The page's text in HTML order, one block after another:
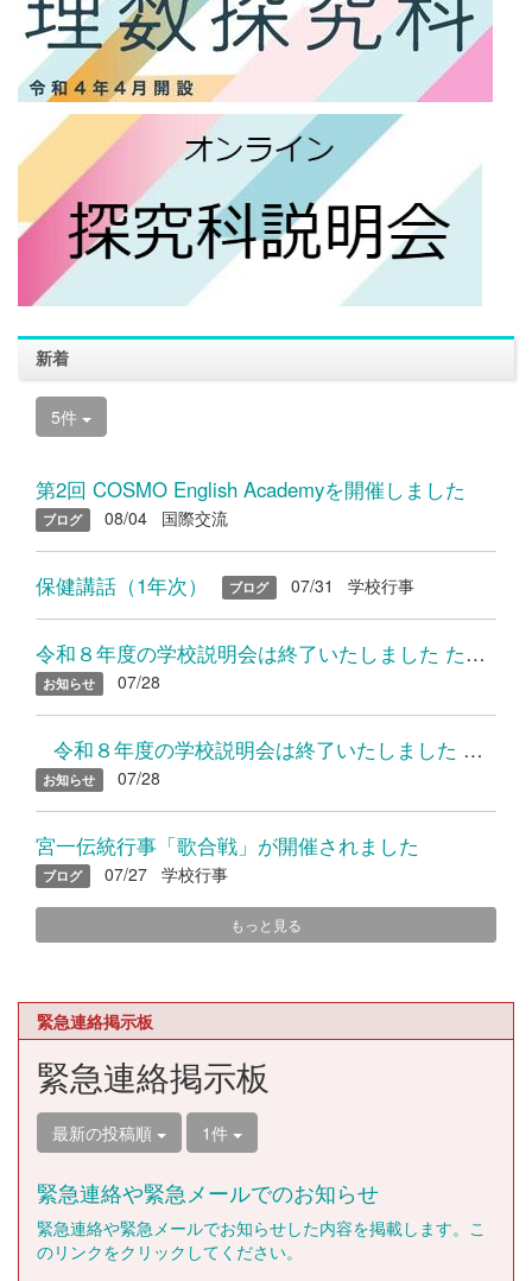
新着
5件
第2回 COSMO English Academyを開催しました
ブログ 08/04 国際交流
保健講話（1年次） ブログ 07/31 学校行事
令和８年度の学校説明会は終了いたしました たくさんのご参加あり...
お知らせ 07/28
令和８年度の学校説明会は終了いたしました たくさんのご参加...
お知らせ 07/28
宮一伝統行事「歌合戦」が開催されました
ブログ 07/27 学校行事
もっと見る
緊急連絡掲示板
緊急連絡掲示板
最新の投稿順 1件
緊急連絡や緊急メールでのお知らせ
緊急連絡や緊急メールでお知らせした内容を掲載します。こ
のリンクをクリックしてください。